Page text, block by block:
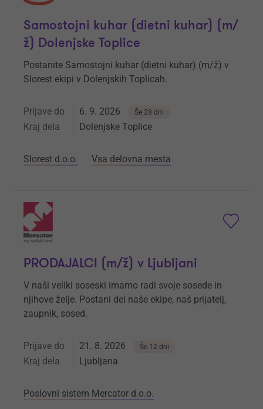
Samostojni kuhar (dietni kuhar) (m/
ž) Dolenjske Toplice
Postanite Samostojni kuhar (dietni kuhar) (m/ž) v
Slorest ekipi v Dolenjskih Toplicah.
Prijave do 6. 9. 2026 Še 28 dni
Kraj dela Dolenjske Toplice
Slorest d.o.o. Vsa delovna mesta
PRODAJALCI (m/ž) v Ljubljani
V naši veliki soseski imamo radi svoje sosede in
njihove želje. Postani del naše ekipe, naš prijatelj,
zaupnik, sosed.
Prijave do 21. 8. 2026 Še 12 dni
Kraj dela Ljubljana
Poslovni sistem Mercator d.o.o.